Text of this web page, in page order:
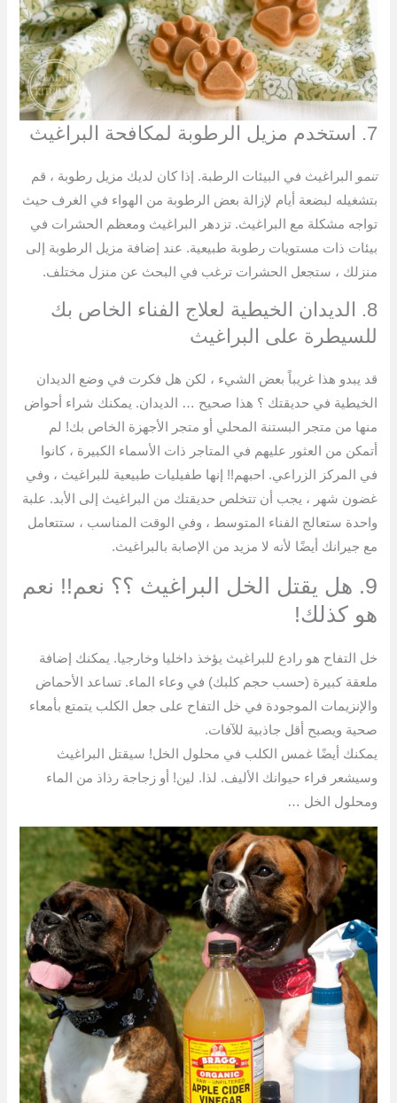
7. استخدم مزيل الرطوبة لمكافحة البراغيث
تنمو البراغيث في البيئات الرطبة. إذا كان لديك مزيل رطوبة ، قم
بتشغيله لبضعة أيام لإزالة بعض الرطوبة من الهواء في الغرف حيث
تواجه مشكلة مع البراغيث. تزدهر البراغيث ومعظم الحشرات في
بيئات ذات مستويات رطوبة طبيعية. عند إضافة مزيل الرطوبة إلى
منزلك ، ستجعل الحشرات ترغب في البحث عن منزل مختلف.
8. الديدان الخيطية لعلاج الفناء الخاص بك
للسيطرة على البراغيث
قد يبدو هذا غريباً بعض الشيء ، لكن هل فكرت في وضع الديدان
الخيطية في حديقتك ؟ هذا صحيح … الديدان. يمكنك شراء أحواض
منها من متجر البستنة المحلي أو متجر الأجهزة الخاص بك! لم
أتمكن من العثور عليهم في المتاجر ذات الأسماء الكبيرة ، كانوا
في المركز الزراعي. احبهم!! إنها طفيليات طبيعية للبراغيث ، وفي
غضون شهر ، يجب أن تتخلص حديقتك من البراغيث إلى الأبد. علبة
واحدة ستعالج الفناء المتوسط ​​، وفي الوقت المناسب ، ستتعامل
مع جيرانك أيضًا لأنه لا مزيد من الإصابة بالبراغيث.
9. هل يقتل الخل البراغيث ؟؟ نعم!! نعم
هو كذلك!
خل التفاح هو رادع للبراغيث يؤخذ داخليا وخارجيا. يمكنك إضافة
ملعقة كبيرة (حسب حجم كلبك) في وعاء الماء. تساعد الأحماض
والإنزيمات الموجودة في خل التفاح على جعل الكلب يتمتع بأمعاء
صحية ويصبح أقل جاذبية للآفات.
يمكنك أيضًا غمس الكلب في محلول الخل! سيقتل البراغيث
وسيشعر فراء حيوانك الأليف. لذا. لين! أو زجاجة رذاذ من الماء
ومحلول الخل …